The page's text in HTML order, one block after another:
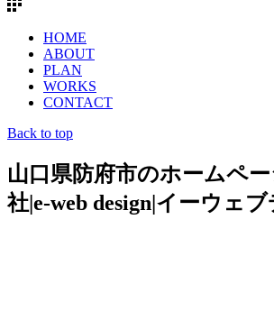
HOME
ABOUT
PLAN
WORKS
CONTACT
Back to top
山口県防府市のホームペ
社|e-web design|イーウェ